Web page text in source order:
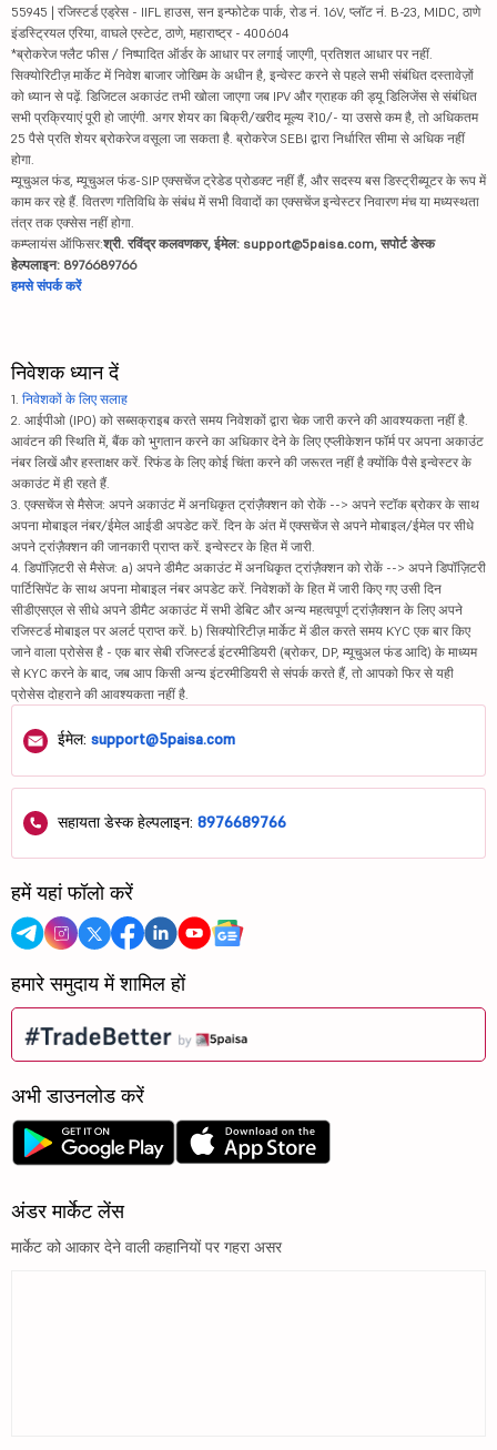
55945 | रजिस्टर्ड एड्रेस - IIFL हाउस, सन इन्फोटेक पार्क, रोड नं. 16V, प्लॉट नं. B-23, MIDC, ठाणे
इंडस्ट्रियल एरिया, वाघले एस्टेट, ठाणे, महाराष्ट्र - 400604
*ब्रोकरेज फ्लैट फीस / निष्पादित ऑर्डर के आधार पर लगाई जाएगी, प्रतिशत आधार पर नहीं.
सिक्योरिटीज़ मार्केट में निवेश बाजार जोखिम के अधीन है, इन्वेस्ट करने से पहले सभी संबंधित दस्तावेज़ों
को ध्यान से पढ़ें. डिजिटल अकाउंट तभी खोला जाएगा जब IPV और ग्राहक की ड्यू डिलिजेंस से संबंधित
सभी प्रक्रियाएं पूरी हो जाएंगी. अगर शेयर का बिक्री/खरीद मूल्य ₹10/- या उससे कम है, तो अधिकतम
25 पैसे प्रति शेयर ब्रोकरेज वसूला जा सकता है. ब्रोकरेज SEBI द्वारा निर्धारित सीमा से अधिक नहीं
होगा.
म्यूचुअल फंड, म्यूचुअल फंड-SIP एक्सचेंज ट्रेडेड प्रोडक्ट नहीं हैं, और सदस्य बस डिस्ट्रीब्यूटर के रूप में
काम कर रहे हैं. वितरण गतिविधि के संबंध में सभी विवादों का एक्सचेंज इन्वेस्टर निवारण मंच या मध्यस्थता
तंत्र तक एक्सेस नहीं होगा.
कम्प्लायंस ऑफिसर:श्री. रविंद्र कलवणकर, ईमेल: support@5paisa.com, सपोर्ट डेस्क
हेल्पलाइन: 8976689766
हमसे संपर्क करें
निवेशक ध्यान दें
1. निवेशकों के लिए सलाह
2. आईपीओ (IPO) को सब्सक्राइब करते समय निवेशकों द्वारा चेक जारी करने की आवश्यकता नहीं है.
आवंटन की स्थिति में, बैंक को भुगतान करने का अधिकार देने के लिए एप्लीकेशन फॉर्म पर अपना अकाउंट
नंबर लिखें और हस्ताक्षर करें. रिफंड के लिए कोई चिंता करने की जरूरत नहीं है क्योंकि पैसे इन्वेस्टर के
अकाउंट में ही रहते हैं.
3. एक्सचेंज से मैसेज: अपने अकाउंट में अनधिकृत ट्रांज़ैक्शन को रोकें --> अपने स्टॉक ब्रोकर के साथ
अपना मोबाइल नंबर/ईमेल आईडी अपडेट करें. दिन के अंत में एक्सचेंज से अपने मोबाइल/ईमेल पर सीधे
अपने ट्रांज़ैक्शन की जानकारी प्राप्त करें. इन्वेस्टर के हित में जारी.
4. डिपॉज़िटरी से मैसेज: a) अपने डीमैट अकाउंट में अनधिकृत ट्रांज़ैक्शन को रोकें --> अपने डिपॉज़िटरी
पार्टिसिपेंट के साथ अपना मोबाइल नंबर अपडेट करें. निवेशकों के हित में जारी किए गए उसी दिन
सीडीएसएल से सीधे अपने डीमैट अकाउंट में सभी डेबिट और अन्य महत्वपूर्ण ट्रांज़ैक्शन के लिए अपने
रजिस्टर्ड मोबाइल पर अलर्ट प्राप्त करें. b) सिक्योरिटीज़ मार्केट में डील करते समय KYC एक बार किए
जाने वाला प्रोसेस है - एक बार सेबी रजिस्टर्ड इंटरमीडियरी (ब्रोकर, DP, म्यूचुअल फंड आदि) के माध्यम
से KYC करने के बाद, जब आप किसी अन्य इंटरमीडियरी से संपर्क करते हैं, तो आपको फिर से यही
प्रोसेस दोहराने की आवश्यकता नहीं है.
ईमेल: support@5paisa.com
सहायता डेस्क हेल्पलाइन: 8976689766
हमें यहां फॉलो करें
हमारे समुदाय में शामिल हों
अभी डाउनलोड करें
अंडर मार्केट लेंस
मार्केट को आकार देने वाली कहानियों पर गहरा असर